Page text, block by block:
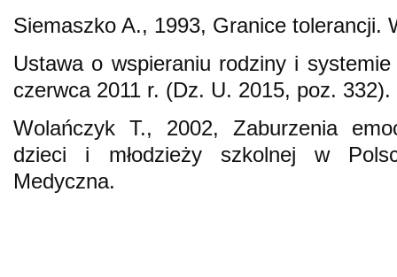
Siemaszko A., 1993, Granice tolerancji.
Ustawa o wspieraniu rodziny i
czerwca 2011 r. (Dz. U. 2015, poz. 332).
Wolańczyk T., 2002, Zaburzenia
dzieci i młodzieży szkolnej w
Medyczna.